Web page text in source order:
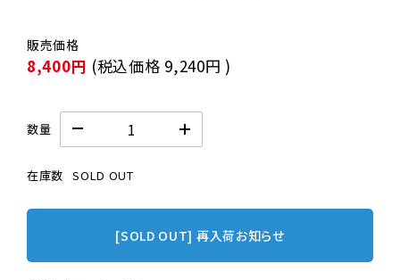
8,400円 (税込価格 9,240円 )
数量
在庫数 SOLD OUT
[SOLD OUT] 再入荷お知らせ